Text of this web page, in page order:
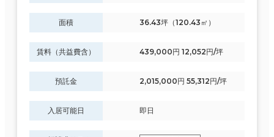
面積 36.43坪（120.43㎡）
賃料（共益費含） 439,000円 12,052円/坪
預託金 2,015,000円 55,312円/坪
入居可能日 即日